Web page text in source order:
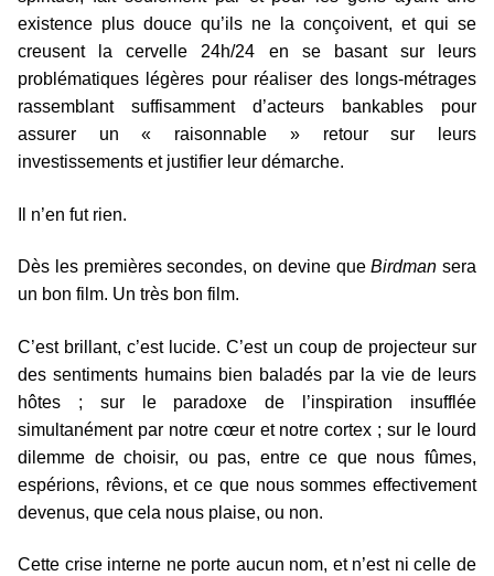
existence plus douce qu’ils ne la conçoivent, et qui se
creusent la cervelle 24h/24 en se basant sur leurs
problématiques légères pour réaliser des longs-métrages
rassemblant suffisamment d’acteurs bankables pour
assurer un « raisonnable » retour sur leurs
investissements et justifier leur démarche.
Il n’en fut rien.
Dès les premières secondes, on devine queBirdman sera
un bon film. Un très bon film.
C’est brillant, c’est lucide. C’est un coup de projecteur sur
des sentiments humains bien baladés par la vie de leurs
hôtes ; sur le paradoxe de l’inspiration insufflée
simultanément par notre cœur et notre cortex ; sur le lourd
dilemme de choisir, ou pas, entre ce que nous fûmes,
espérions, rêvions, et ce que nous sommes effectivement
devenus, que cela nous plaise, ou non.
Cette crise interne ne porte aucun nom, et n’est ni celle de